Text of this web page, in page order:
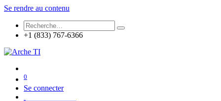
Se rendre au contenu
+1 (833) 767-6366
0
Se connecter